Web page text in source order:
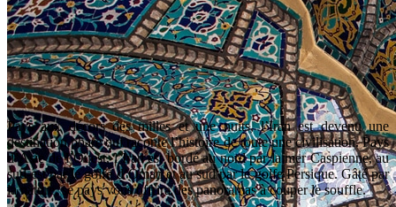
Pays aux décors des milles et une nuits, l’Iran est devenu une
destination phare qui raconte l’histoire de toute une civilisation. Pays
d’Asie de l’Ouest, l’Iran est bordé au nord par la mer Caspienne, au
sud-est par le golfe d’Oman et au sud par le golfe Persique. Gâté par
la nature, se pays vous offrira des panoramas à couper le souffle.